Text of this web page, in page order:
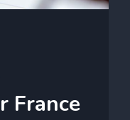
France